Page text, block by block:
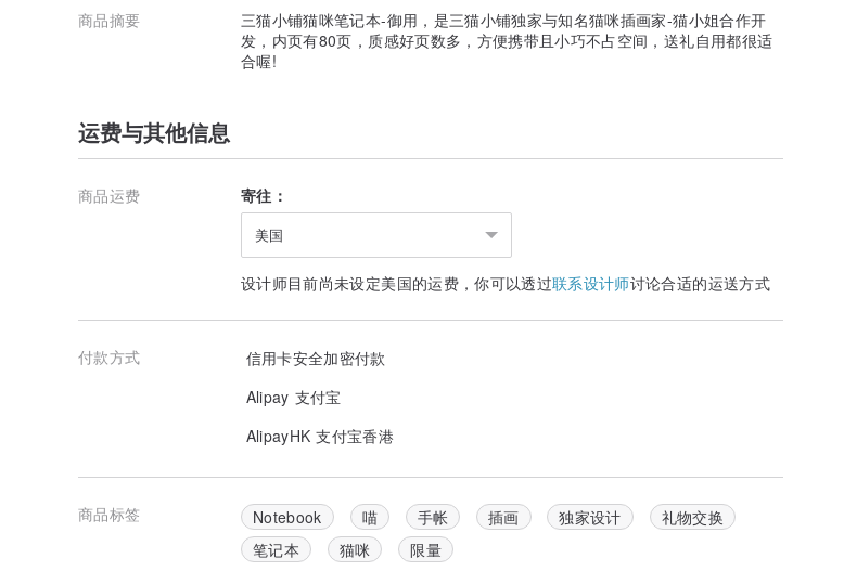
商品摘要
三猫小铺猫咪笔记本-御用，是三猫小铺独家与知名猫咪插画家-猫小姐合作开
发，内页有80页，质感好页数多，方便携带且小巧不占空间，送礼自用都很适
合喔!
运费与其他信息
商品运费 寄往：
美国
设计师目前尚未设定美国的运费，你可以透过联系设计师讨论合适的运送方式
付款方式
信用卡安全加密付款
Alipay 支付宝
AlipayHK 支付宝香港
商品标签 Notebook 喵 手帐 插画 独家设计
礼物交换
笔记本
猫咪 限量